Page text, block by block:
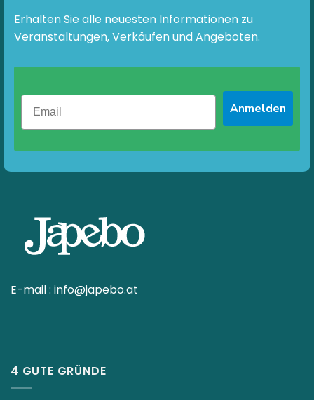
auf
der
Produktseite
Produktseite
gewählt
Erhalten Sie alle neuesten Informationen zu
Veranstaltungen, Verkäufen und Angeboten.
Anmelden
E-mail : info@japebo.at
4 GUTE GRÜNDE